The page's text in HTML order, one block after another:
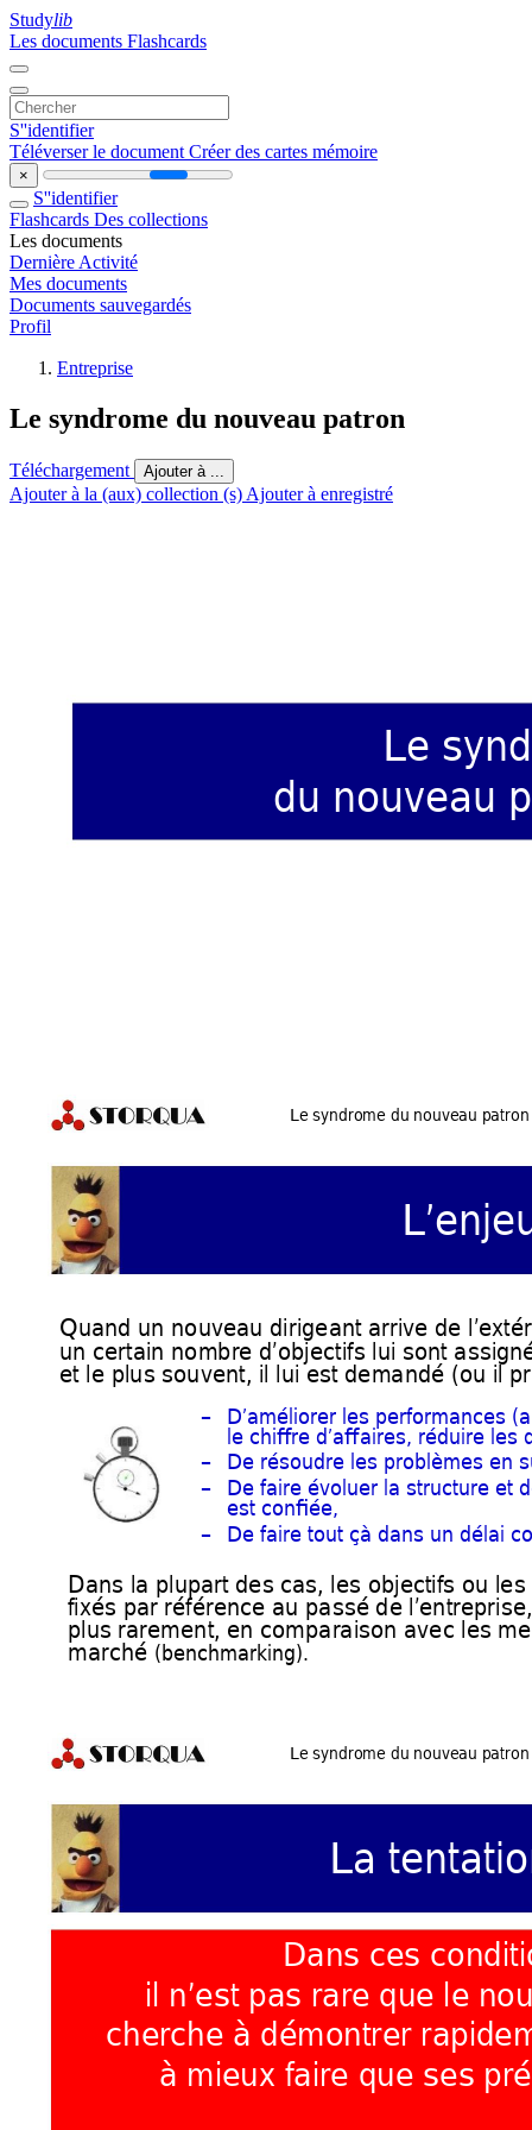
Studylib
Les documents Flashcards
S''identifier
Téléverser le document Créer des cartes mémoire
×
S''identifier
Flashcards Des collections
Les documents
Dernière Activité
Mes documents
Documents sauvegardés
Profil
Entreprise
Le syndrome du nouveau patron
Téléchargement Ajouter à ...
Ajouter à la (aux) collection (s) Ajouter à enregistré
Le syndrome du nouveau
Le
du nouveau
Le syndrome du nouveau
Quand un nouveau dirigeant arrive de
un certain nombre d’objectifs lui sont assig
et le plus souvent, il lui est demandé (ou il
– D’améliorer les performances
le chiffre d’affaires, réduire les
– De résoudre les problèmes en
– De faire évoluer la structure et
est confiée,
– De faire tout çà dans un délai
Dans la plupart des cas, les objectifs ou
fixés par référence au passé de
plus rarement, en comparaison avec les
marché (benchmarking).
La
Dans
il n’est pas rare que
cherche à démontrer
à mieux faire que ses